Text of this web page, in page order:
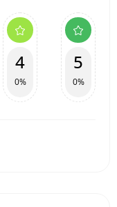
4
0%
5
0%